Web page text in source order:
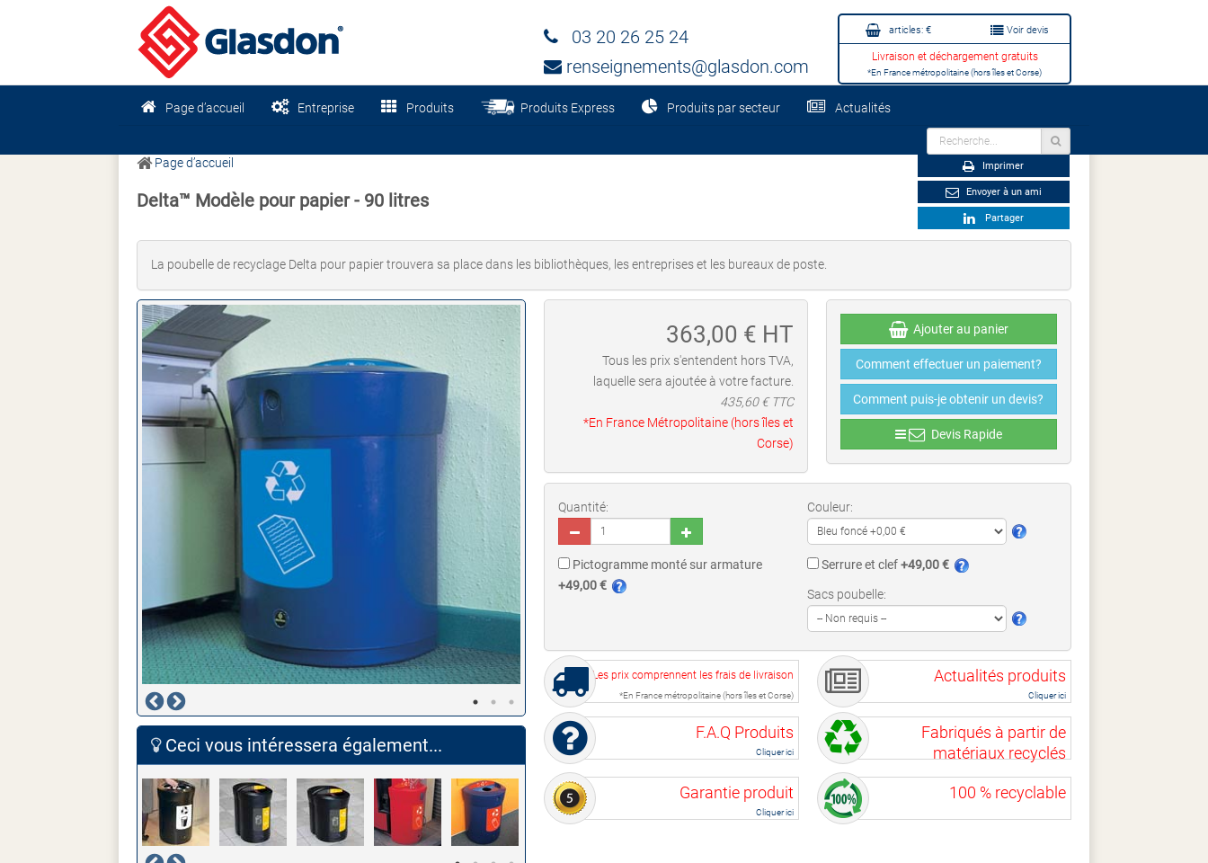
articles: € Voir devis
Livraison et déchargement gratuits
*En France métropolitaine (hors îles et Corse)
03 20 26 25 24
renseignements@glasdon.com
Page d’accueil Entreprise Produits Produits Express Produits par secteur Actualités
Page d’accueil
Delta™ Modèle pour papier - 90 litres
Imprimer
Envoyer à un ami
Partager
La poubelle de recyclage Delta pour papier trouvera sa place dans les bibliothèques, les entreprises et les bureaux de poste.
Ceci vous intéressera également...
363,00 € HT
Tous les prix s'entendent hors TVA,
laquelle sera ajoutée à votre facture.
435,60€ TTC
*En France Métropolitaine (hors îles et
Corse)
Ajouter au panier
Comment effectuer un paiement?
Comment puis-je obtenir un devis?
Devis Rapide
Quantité: Couleur:
Pictogramme monté sur armature
+49,00 €
Serrure et clef+49,00 €
Sacs poubelle:
Les prix comprennent les frais de livraison
*En France métropolitaine (hors îles et Corse)
Actualités produits
Cliquer ici
F.A.Q Produits
Cliquer ici
Fabriqués à partir de
matériaux recyclés
Garantie produit
Cliquer ici
100 % recyclable